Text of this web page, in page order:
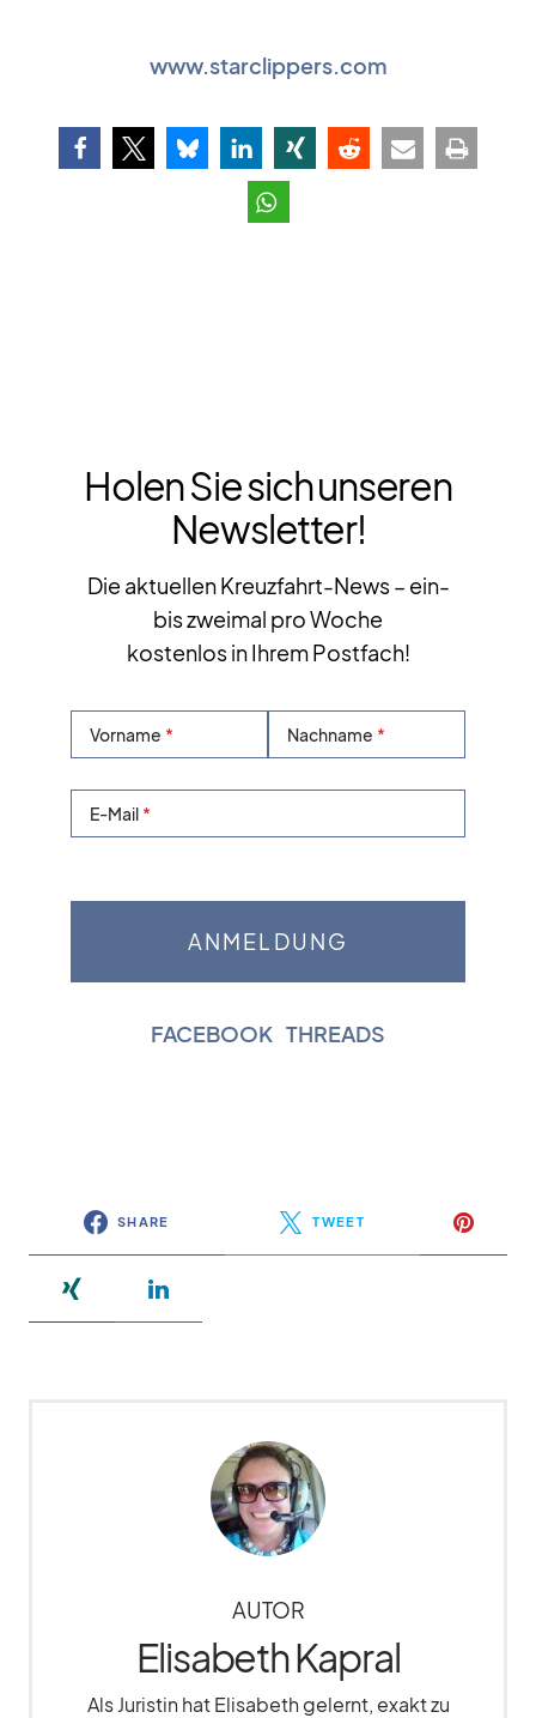
www.starclippers.com
Holen Sie sich unseren
Newsletter!
Die aktuellen Kreuzfahrt-News – ein-
bis zweimal pro Woche
kostenlos in Ihrem Postfach!
Vorname Nachname
E-Mail
FACEBOOK THREADS
SHARE TWEET
AUTOR
Elisabeth Kapral
Als Juristin hat Elisabeth gelernt, exakt zu